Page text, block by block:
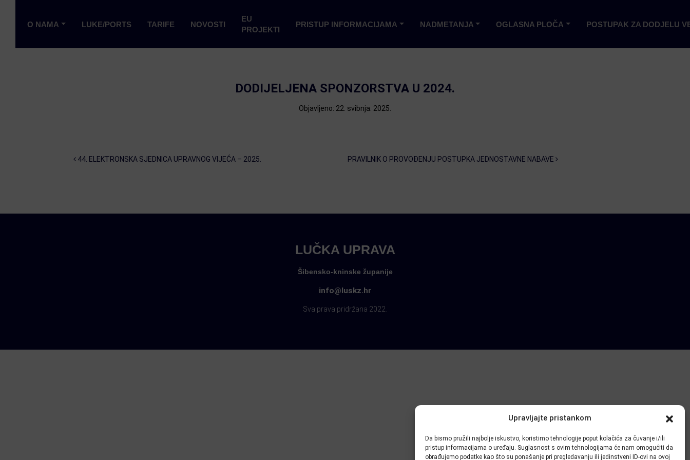
Upravljajte pristankom
Da bismo pružili najbolje iskustvo, koristimo tehnologije poput kolačića za čuvanje i/ili
pristup informacijama o uređaju. Suglasnost s ovim tehnologijama će nam omogućiti da
obrađujemo podatke kao što su ponašanje pri pregledavanju ili jedinstveni ID-ovi na ovoj
O NAMA LUKE/PORTS TARIFE NOVOSTI
EU
PROJEKTI
PRISTUP INFORMACIJAMA NADMETANJA OGLASNA PLOČA POSTUPAK ZA DODJELU
DODIJELJENA SPONZORSTVA U 2024.
Objavljeno: 22. svibnja. 2025.
Post navigation
44. ELEKTRONSKA SJEDNICA UPRAVNOG VIJEĆA – 2025. PRAVILNIK O PROVOĐENJU POSTUPKA JEDNOSTAVNE NABAVE
LUČKA UPRAVA
Šibensko-kninske županije
info@luskz.hr
Sva prava pridržana 2022.